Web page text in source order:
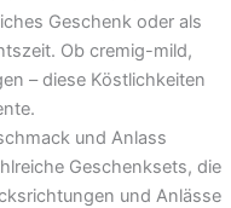
Geschenk oder als
Ob cremig-mild,
– diese Köstlichkeiten
und Anlass
Geschenksets, die
und Anlässe